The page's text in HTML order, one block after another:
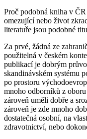
Proč podobná kniha v
omezující nebo život
literatuře jsou podobné
Za prvé, žádná ze
použitelná v českém
publikací je dobrým
skandinávském systému
po prostoru
mnoho odborníků z
zároveň uměli dobře a
zároveň je zde mnoho
dostatečná osobní, na
zdravotnictví, nebo